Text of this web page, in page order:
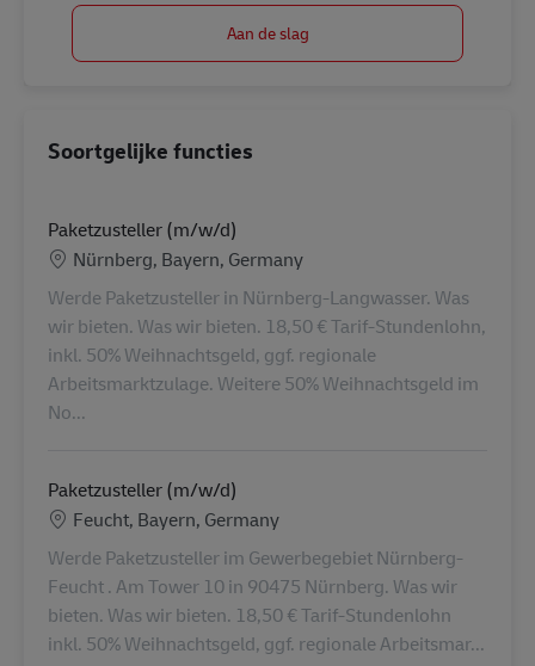
Aan de slag
Soortgelijke functies
Paketzusteller (m/w/d)
Locatie
Nürnberg, Bayern, Germany
Werde Paketzusteller in Nürnberg-Langwasser. Was
wir bieten. Was wir bieten. 18,50 € Tarif-Stundenlohn,
inkl. 50% Weihnachtsgeld, ggf. regionale
Arbeitsmarktzulage. Weitere 50% Weihnachtsgeld im
No...
Paketzusteller (m/w/d)
LocatieFeucht, Bayern, Germany
Werde Paketzusteller im Gewerbegebiet Nürnberg-
Feucht . Am Tower 10 in 90475 Nürnberg. Was wir
bieten. Was wir bieten. 18,50 € Tarif-Stundenlohn
inkl. 50% Weihnachtsgeld, ggf. regionale Arbeitsmar...